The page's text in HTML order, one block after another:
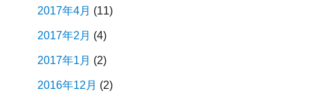
2017年4月 (11)
2017年2月 (4)
2017年1月 (2)
2016年12月 (2)